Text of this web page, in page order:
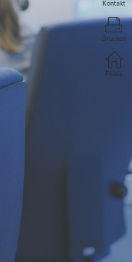
Kontakt
Drucken
Filiale